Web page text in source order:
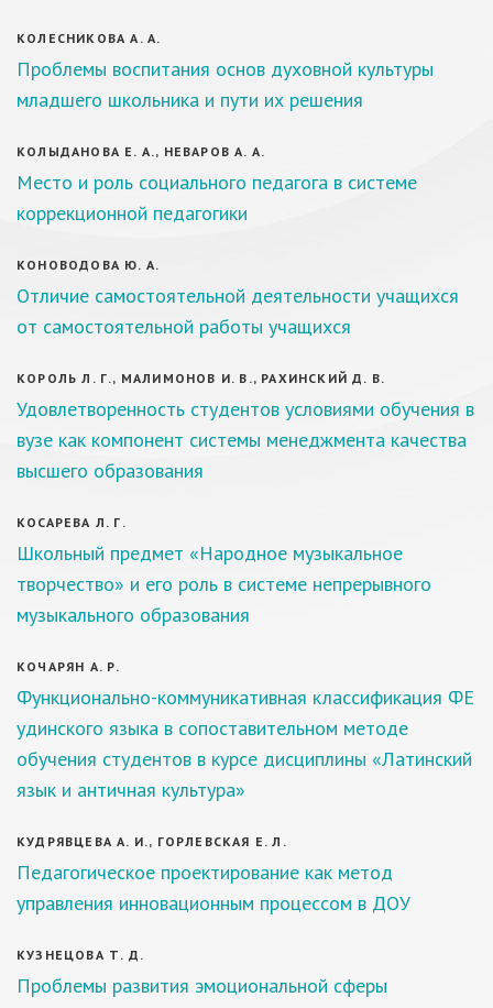
КОЛЕСНИКОВА А. А.
Проблемы воспитания основ духовной культуры
младшего школьника и пути их решения
КОЛЫДАНОВА Е. А., НЕВАРОВ А. А.
Место и роль социального педагога в системе
коррекционной педагогики
КОНОВОДОВА Ю. А.
Отличие самостоятельной деятельности учащихся
от самостоятельной работы учащихся
КОРОЛЬ Л. Г., МАЛИМОНОВ И. В., РАХИНСКИЙ Д. В.
Удовлетворенность студентов условиями обучения в
вузе как компонент системы менеджмента качества
высшего образования
КОСАРЕВА Л. Г.
Школьный предмет «Народное музыкальное
творчество» и его роль в системе непрерывного
музыкального образования
КОЧАРЯН А. Р.
Функционально-коммуникативная классификация ФЕ
удинского языка в сопоставительном методе
обучения студентов в курсе дисциплины «Латинский
язык и античная культура»
КУДРЯВЦЕВА А. И., ГОРЛЕВСКАЯ Е. Л.
Педагогическое проектирование как метод
управления инновационным процессом в ДОУ
КУЗНЕЦОВА Т. Д.
Проблемы развития эмоциональной сферы